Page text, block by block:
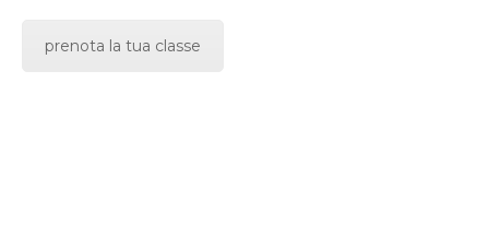
prenota la tua classe